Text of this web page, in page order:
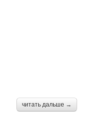
читать дальше →